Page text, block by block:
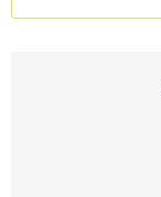
Аспарагус